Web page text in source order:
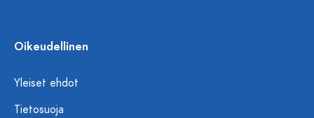
Oikeudellinen
Yleiset ehdot
Tietosuoja